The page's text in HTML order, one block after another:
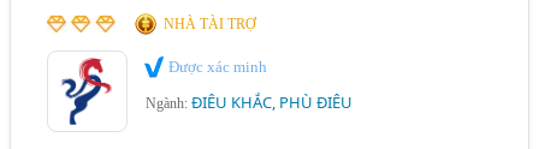
NHÀ TÀI TRỢ
Được xác minh
Ngành:ĐIÊU KHẮC, PHÙ ĐIÊU